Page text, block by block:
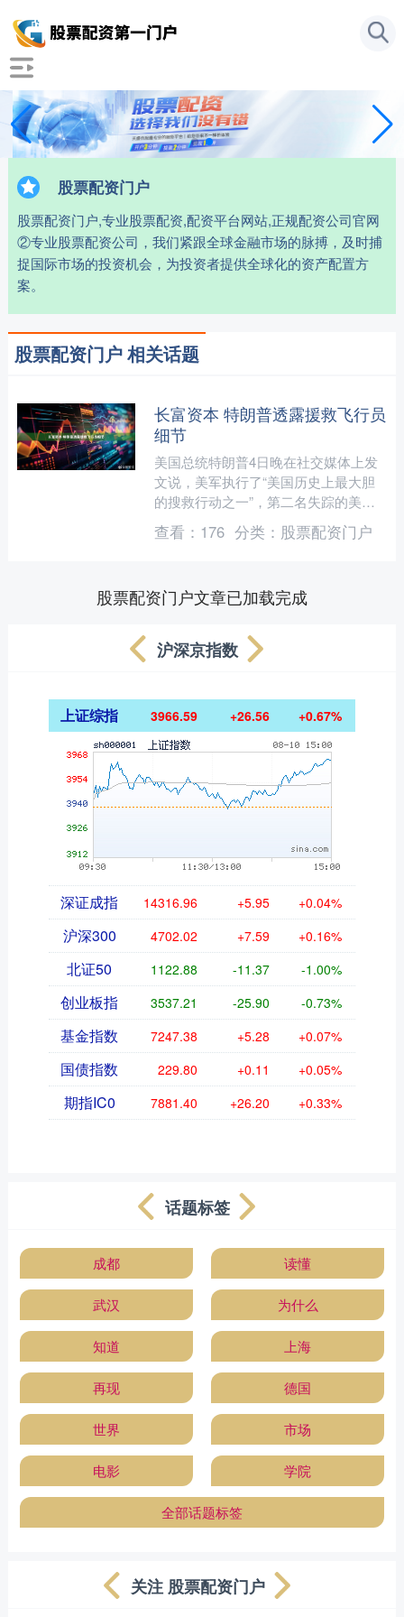
股票配资门户
股票配资门户,专业股票配资,配资平台网站,正规配资公司官网
②专业股票配资公司，我们紧跟全球金融市场的脉搏，及时捕
捉国际市场的投资机会，为投资者提供全球化的资产配置方
案。
股票配资门户 相关话题
长富资本 特朗普透露援救飞行员
细节
美国总统特朗普4日晚在社交媒体上发
文说，美军执行了“美国历史上最大胆
的搜救行动之一”，第二名失踪的美军
飞行员“已平安无事”。 特朗普称，美军
一直在监控这名飞行员....
查看： 176 分类： 股票配资门户
股票配资门户文章已加载完成
沪深京指数
上证综指 3966.59 +26.56 +0.67%
深证成指 14316.96 +5.95 +0.04%
沪深300 4702.02 +7.59 +0.16%
北证50 1122.88 -11.37 -1.00%
创业板指 3537.21 -25.90 -0.73%
基金指数 7247.38 +5.28 +0.07%
国债指数 229.80 +0.11 +0.05%
期指IC0 7881.40 +26.20 +0.33%
话题标签
成都 读懂
武汉 为什么
知道 上海
再现 德国
世界 市场
电影 学院
全部话题标签
关注 股票配资门户